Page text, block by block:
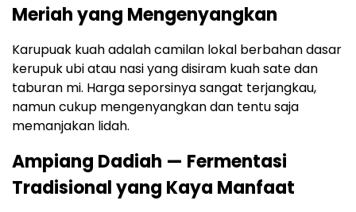
Meriah yang Mengenyangkan
Karupuak kuah adalah camilan lokal berbahan dasar
kerupuk ubi atau nasi yang disiram kuah sate dan
taburan mi. Harga seporsinya sangat terjangkau,
namun cukup mengenyangkan dan tentu saja
memanjakan lidah.
Ampiang Dadiah — Fermentasi
Tradisional yang Kaya Manfaat